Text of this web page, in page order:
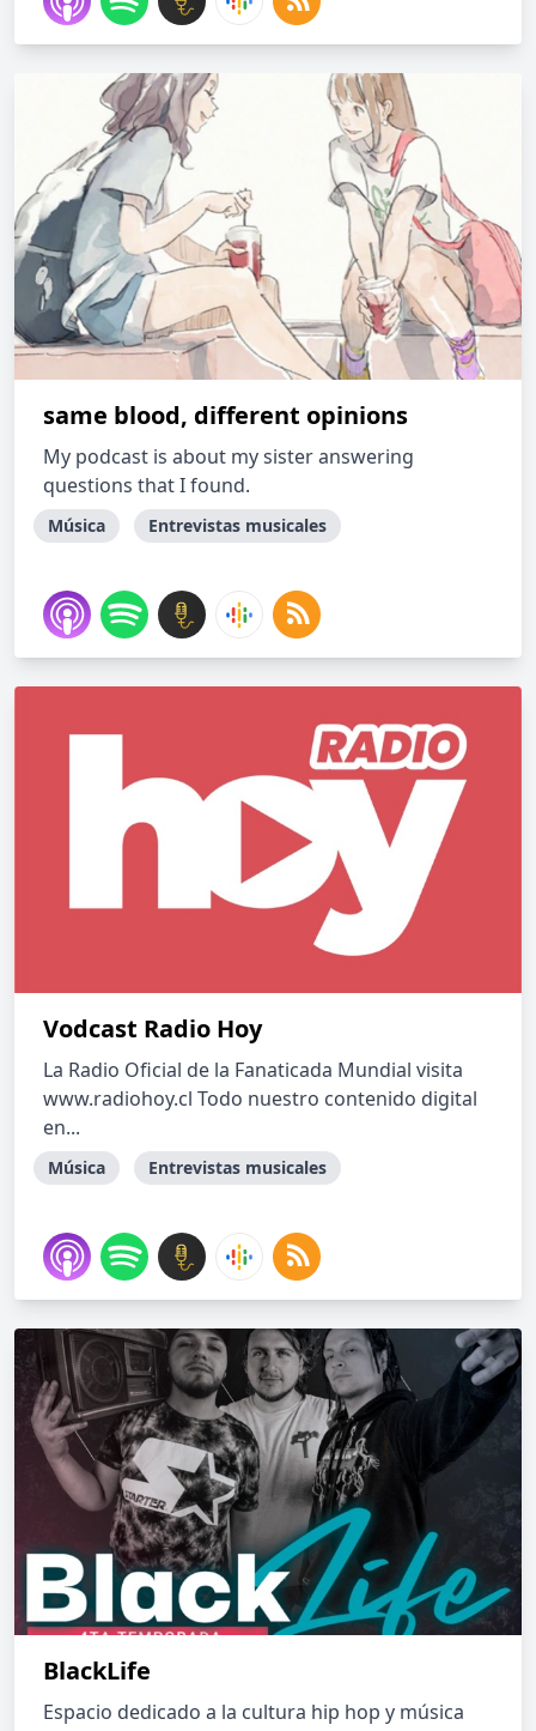
same blood, different opinions
My podcast is about my sister answering
questions that I found.
Música Entrevistas musicales
Vodcast Radio Hoy
La Radio Oficial de la Fanaticada Mundial visita
www.radiohoy.cl Todo nuestro contenido digital
en...
Música Entrevistas musicales
BlackLife
Espacio dedicado a la cultura hip hop y música